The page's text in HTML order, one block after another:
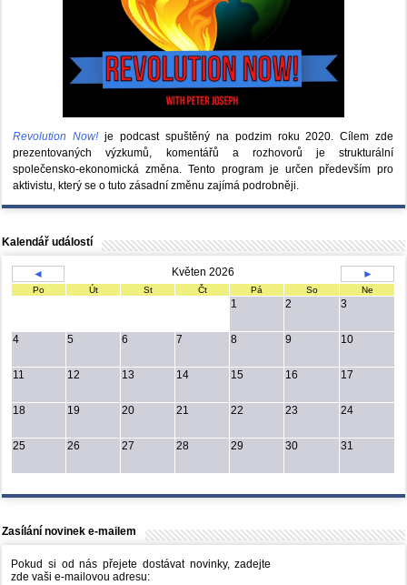
Revolution Now! je podcast spuštěný na podzim roku 2020.Cílem zde
prezentovaných výzkumů, komentářů a rozhovorů je strukturální
společensko-ekonomická změna. Tento program je určen především pro
aktivistu, který se o tuto zásadní změnu zajímá podrobněji.
Kalendář událostí
◄ Květen 2026 ►
Po Út St Čt Pá So Ne
1 2 3
4 5 6 7 8 9 10
11 12 13 14 15 16 17
18 19 20 21 22 23 24
25 26 27 28 29 30 31
Zasílání novinek e-mailem
Pokud si od nás přejete dostávat novinky, zadejte
zde vaši e-mailovou adresu: